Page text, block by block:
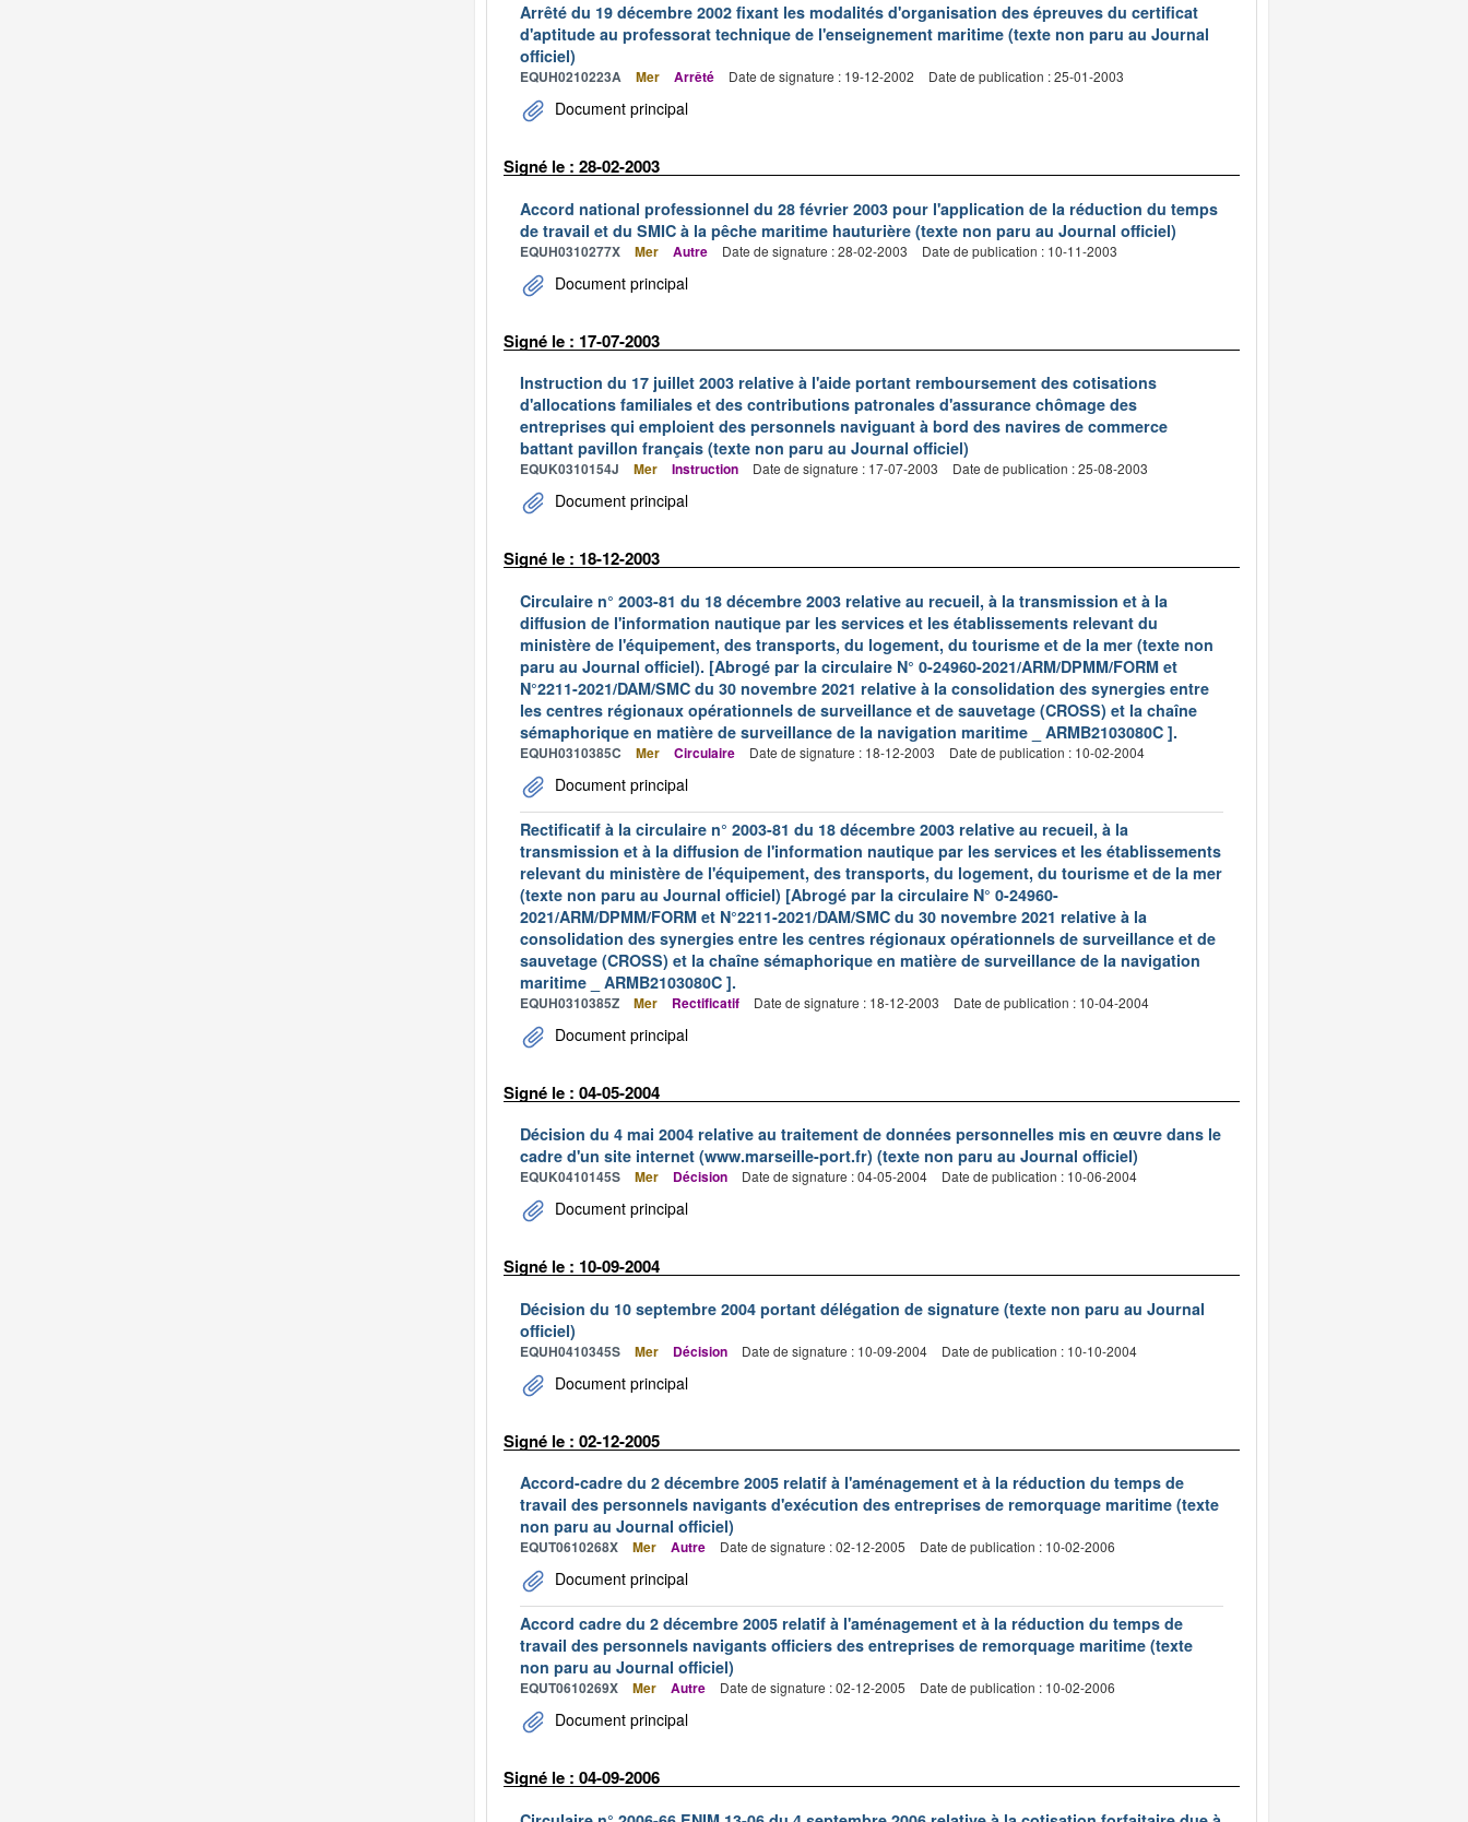
Arrêté du 19 décembre 2002 fixant les modalités d'organisation des épreuves du certificat
d'aptitude au professorat technique de l'enseignement maritime (texte non paru au Journal
officiel)
EQUH0210223A Mer Arrêté Date de signature : 19-12-2002 Date de publication : 25-01-2003
Document principal
Signé le : 28-02-2003
Accord national professionnel du 28 février 2003 pour l'application de la réduction du temps
de travail et du SMIC à la pêche maritime hauturière (texte non paru au Journal officiel)
EQUH0310277X Mer Autre Date de signature : 28-02-2003 Date de publication : 10-11-2003
Document principal
Signé le : 17-07-2003
Instruction du 17 juillet 2003 relative à l'aide portant remboursement des cotisations
d'allocations familiales et des contributions patronales d'assurance chômage des
entreprises qui emploient des personnels naviguant à bord des navires de commerce
battant pavillon français (texte non paru au Journal officiel)
EQUK0310154J Mer Instruction Date de signature : 17-07-2003 Date de publication : 25-08-2003
Document principal
Signé le : 18-12-2003
Circulaire n° 2003-81 du 18 décembre 2003 relative au recueil, à la transmission et à la
diffusion de l'information nautique par les services et les établissements relevant du
ministère de l'équipement, des transports, du logement, du tourisme et de la mer (texte non
paru au Journal officiel). [Abrogé par la circulaire N° 0-24960-2021/ARM/DPMM/FORM et
N°2211-2021/DAM/SMC du 30 novembre 2021 relative à la consolidation des synergies entre
les centres régionaux opérationnels de surveillance et de sauvetage (CROSS) et la chaîne
sémaphorique en matière de surveillance de la navigation maritime _ ARMB2103080C ].
EQUH0310385C Mer Circulaire Date de signature : 18-12-2003 Date de publication : 10-02-2004
Document principal
Rectificatif à la circulaire n° 2003-81 du 18 décembre 2003 relative au recueil, à la
transmission et à la diffusion de l'information nautique par les services et les établissements
relevant du ministère de l'équipement, des transports, du logement, du tourisme et de la mer
(texte non paru au Journal officiel) [Abrogé par la circulaire N° 0-24960-
2021/ARM/DPMM/FORM et N°2211-2021/DAM/SMC du 30 novembre 2021 relative à la
consolidation des synergies entre les centres régionaux opérationnels de surveillance et de
sauvetage (CROSS) et la chaîne sémaphorique en matière de surveillance de la navigation
maritime _ ARMB2103080C ].
EQUH0310385Z Mer Rectificatif Date de signature : 18-12-2003 Date de publication : 10-04-2004
Document principal
Signé le : 04-05-2004
Décision du 4 mai 2004 relative au traitement de données personnelles mis en œuvre dans le
cadre d'un site internet (www.marseille-port.fr) (texte non paru au Journal officiel)
EQUK0410145S Mer Décision Date de signature : 04-05-2004 Date de publication : 10-06-2004
Document principal
Signé le : 10-09-2004
Décision du 10 septembre 2004 portant délégation de signature (texte non paru au Journal
officiel)
EQUH0410345S Mer Décision Date de signature : 10-09-2004 Date de publication : 10-10-2004
Document principal
Signé le : 02-12-2005
Accord-cadre du 2 décembre 2005 relatif à l'aménagement et à la réduction du temps de
travail des personnels navigants d'exécution des entreprises de remorquage maritime (texte
non paru au Journal officiel)
EQUT0610268X Mer Autre Date de signature : 02-12-2005 Date de publication : 10-02-2006
Document principal
Accord cadre du 2 décembre 2005 relatif à l'aménagement et à la réduction du temps de
travail des personnels navigants officiers des entreprises de remorquage maritime (texte
non paru au Journal officiel)
EQUT0610269X Mer Autre Date de signature : 02-12-2005 Date de publication : 10-02-2006
Document principal
Signé le : 04-09-2006